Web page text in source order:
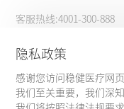
隐私政策
感谢您访问稳健医疗网
我们至关重要，我们深
客服热线:4001-300-888
更多信息
大客户合作 隐私政策